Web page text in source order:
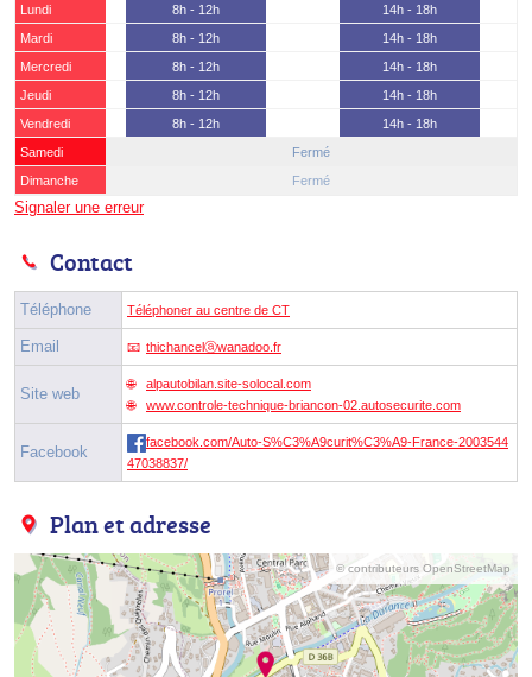
Lundi 8h - 12h
14h - 18h
Mardi
8h - 12h
14h - 18h
Mercredi
8h - 12h
14h - 18h
Jeudi
8h - 12h
14h - 18h
Vendredi
8h - 12h
14h - 18h
Samedi
Fermé
Dimanche
Fermé
Signaler une erreur
Contact
Téléphone Téléphoner au centre de CT
Email thichancelⓐwanadoo.fr
Site web
alpautobilan.site-solocal.com
www.controle-technique-briancon-02.autosecurite.com
Facebook
facebook.com/Auto-S%C3%A9curit%C3%A9-France-2003544
47038837/
Plan et adresse
© contributeurs OpenStreetMap